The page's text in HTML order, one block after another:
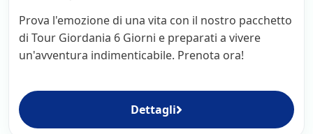
Prova l'emozione di una vita con il nostro pacchetto
di Tour Giordania 6 Giorni e preparati a vivere
un'avventura indimenticabile. Prenota ora!
Dettagli